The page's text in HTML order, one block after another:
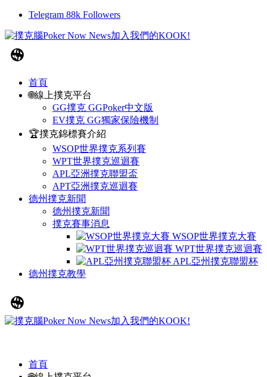
Telegram 88k Followers
首頁
🌐線上撲克平台
GG撲克 GGPoker中文版
EV撲克 GG獨家保險機制
🏆撲克錦標賽介紹
WSOP世界撲克系列賽
WPT世界撲克巡迴賽
APL亞洲撲克聯盟盃
APT亞洲撲克巡迴賽
德州撲克新聞
德州撲克新聞
撲克賽事消息
WSOP世界撲克大賽
WPT世界撲克巡迴賽
APL亞州撲克聯盟杯
德州撲克教學
首頁